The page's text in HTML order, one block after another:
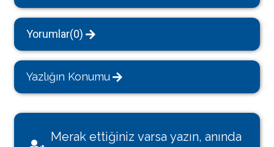
Yorumlar(0)
Yazlığın Konumu
Merak ettiğiniz varsa yazın, anında